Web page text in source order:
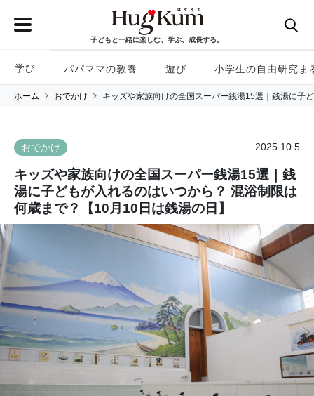
子どもと一緒に楽しむ、学ぶ、成長する。
学び パパママの教養 遊び 小学生の自由研究ま
ホーム おでかけ キッズや家族向けの全国スーパー銭湯15選｜銭湯に子
おでかけ 2025.10.5
キッズや家族向けの全国スーパー銭湯15選｜銭
湯に子どもが入れるのはいつから？ 混浴制限は
何歳まで？【10月10日は銭湯の日】